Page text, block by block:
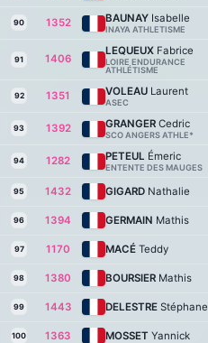
90 1352 BAUNAY Isabelle
INAYA ATHLETISME
91 1406
LEQUEUX Fabrice
LOIRE ENDURANCE
ATHLÉTISME
92 1351 VOLEAU Laurent
ASEC
93 1392 GRANGER Cedric
SCO ANGERS ATHLE*
94 1282 PETEUL Émeric
ENTENTE DES MAUGES
95 1432 GIGARD Nathalie
96 1394 GERMAIN Mathis
97 1170 MACÉ Teddy
98 1380 BOURSIER Mathis
99 1443 DELESTRE Stéphane
100 1363 MOSSET Yannick